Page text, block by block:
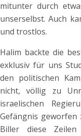
mitunter durch
unserselbst. Auch
und trostlos.
Halim backte die
exklusiv für uns
den politischen
nicht, völlig zu
israelischen
Gefängnis geworfen
Biller diese